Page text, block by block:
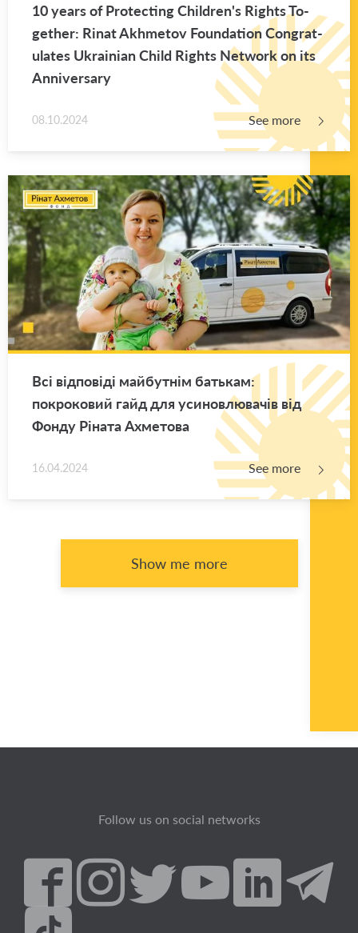
10 years of Pro­tect­ing Chil­dren's Rights To­
gether: Rinat Akhme­tov Foun­da­tion Con­grat­
u­lates Ukrain­ian Child Rights Net­work on its
An­niver­sary
08.10.2024 See more
Всі відповіді майбутнім батькам:
покроковий гайд для усиновлювачів від
Фонду Ріната Ахметова
16.04.2024 See more
Show me more
Follow us on social networks